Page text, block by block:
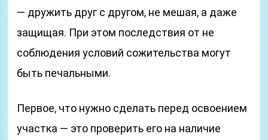
— дружить друг с другом, не мешая, а даже
защищая. При этом последствия от не
соблюдения условий сожительства могут
быть печальными.
Первое, что нужно сделать перед освоением
участка — это проверить его на наличие